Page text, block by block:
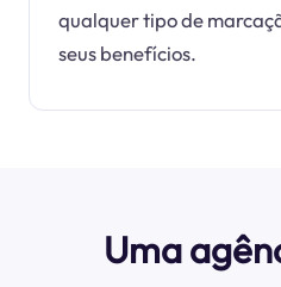
qualquer tipo de
seus benefícios.
Uma